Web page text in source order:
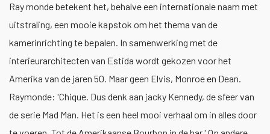
Ray monde betekent het, behalve een internationale naam met
uitstraling, een mooie kapstok om het thema van de
kamerinrichting te bepalen. In samenwerking met de
interieurarchitecten van Estida wordt gekozen voor het
Amerika van de jaren 50. Maar geen Elvis, Monroe en Dean.
Raymonde: 'Chique. Dus denk aan jacky Kennedy, de sfeer van
de serie Mad Man. Het is een heel mooi verhaal om in alles door